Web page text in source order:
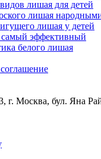
лишая для детей
лишая
лишая у детей
эффективный
белого лишая
г. Москва, бул. Яна